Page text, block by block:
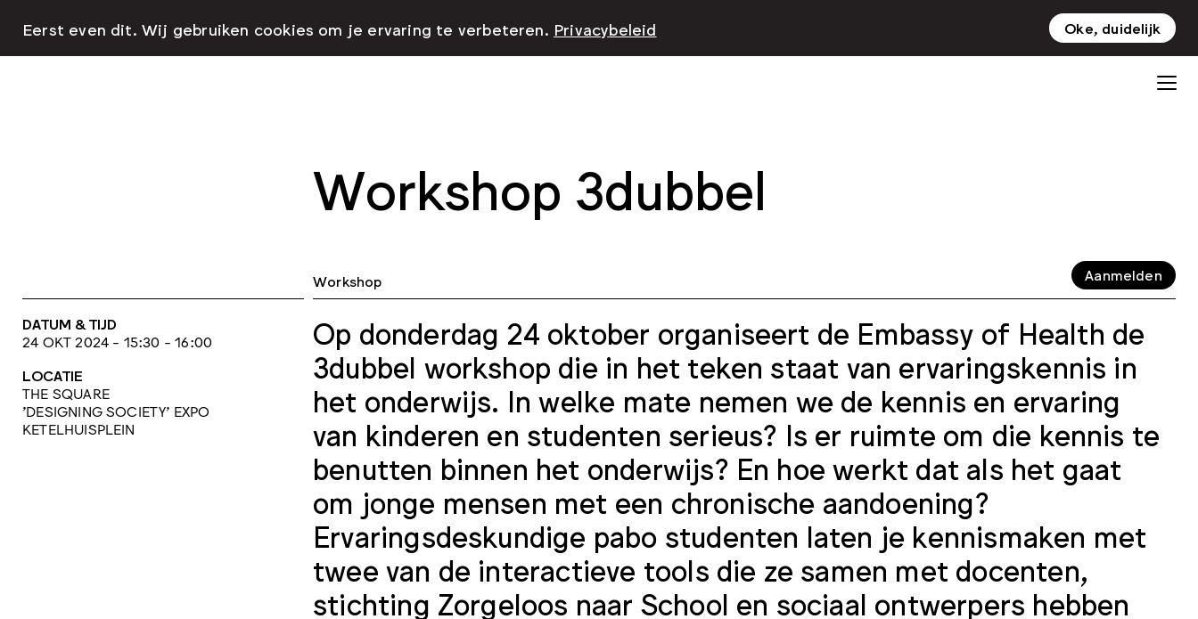
NL EN
Workshop 3dubbel
DATUM & TIJD
24 OKT 2024 - 15:30 - 16:00
LOCATIE
THE SQUARE
'DESIGNING SOCIETY' EXPO
KETELHUISPLEIN
Workshop Aanmelden
Op donderdag 24 oktober organiseert de Embassy of Health de
3dubbel workshop die in het teken staat van ervaringskennis in
het onderwijs. In welke mate nemen we de kennis en ervaring
van kinderen en studenten serieus? Is er ruimte om die kennis te
benutten binnen het onderwijs? En hoe werkt dat als het gaat
om jonge mensen met een chronische aandoening?
Ervaringsdeskundige pabo studenten laten je kennismaken met
twee van de interactieve tools die ze samen met docenten,
stichting Zorgeloos naar School en sociaal ontwerpers hebben
Eerst even dit. Wij gebruiken cookies om je ervaring te verbeteren. Privacybeleid Oke, duidelijk